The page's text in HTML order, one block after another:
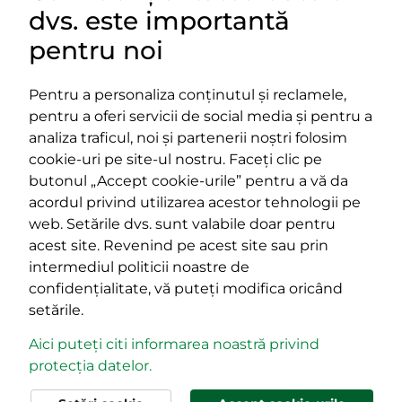
LINKURI UTILE
Impressum
Termeni și condiții
Platforma PPE
400029 Cluj-Napoca,
strada Cardinal Iuliu Hossu, nr.
41
tel/fax:0723 250 321
email:office@rmdsz.ro
400489 Cluj-Napoca,
strada Republicii, nr.
60
tel/fax:0264 590 758
email:
© rmdsz.ro 2026
dvs. este importantă
pentru noi
Pentru a personaliza conținutul și reclamele,
pentru a oferi servicii de social media și pentru a
analiza traficul, noi și partenerii noștri folosim
cookie-uri pe site-ul nostru. Faceți clic pe
butonul „Accept cookie-urile” pentru a vă da
acordul privind utilizarea acestor tehnologii pe
web. Setările dvs. sunt valabile doar pentru
acest site. Revenind pe acest site sau prin
intermediul politicii noastre de
confidențialitate, vă puteți modifica oricând
setările.
Aici puteți citi informarea noastră privind
protecția datelor.